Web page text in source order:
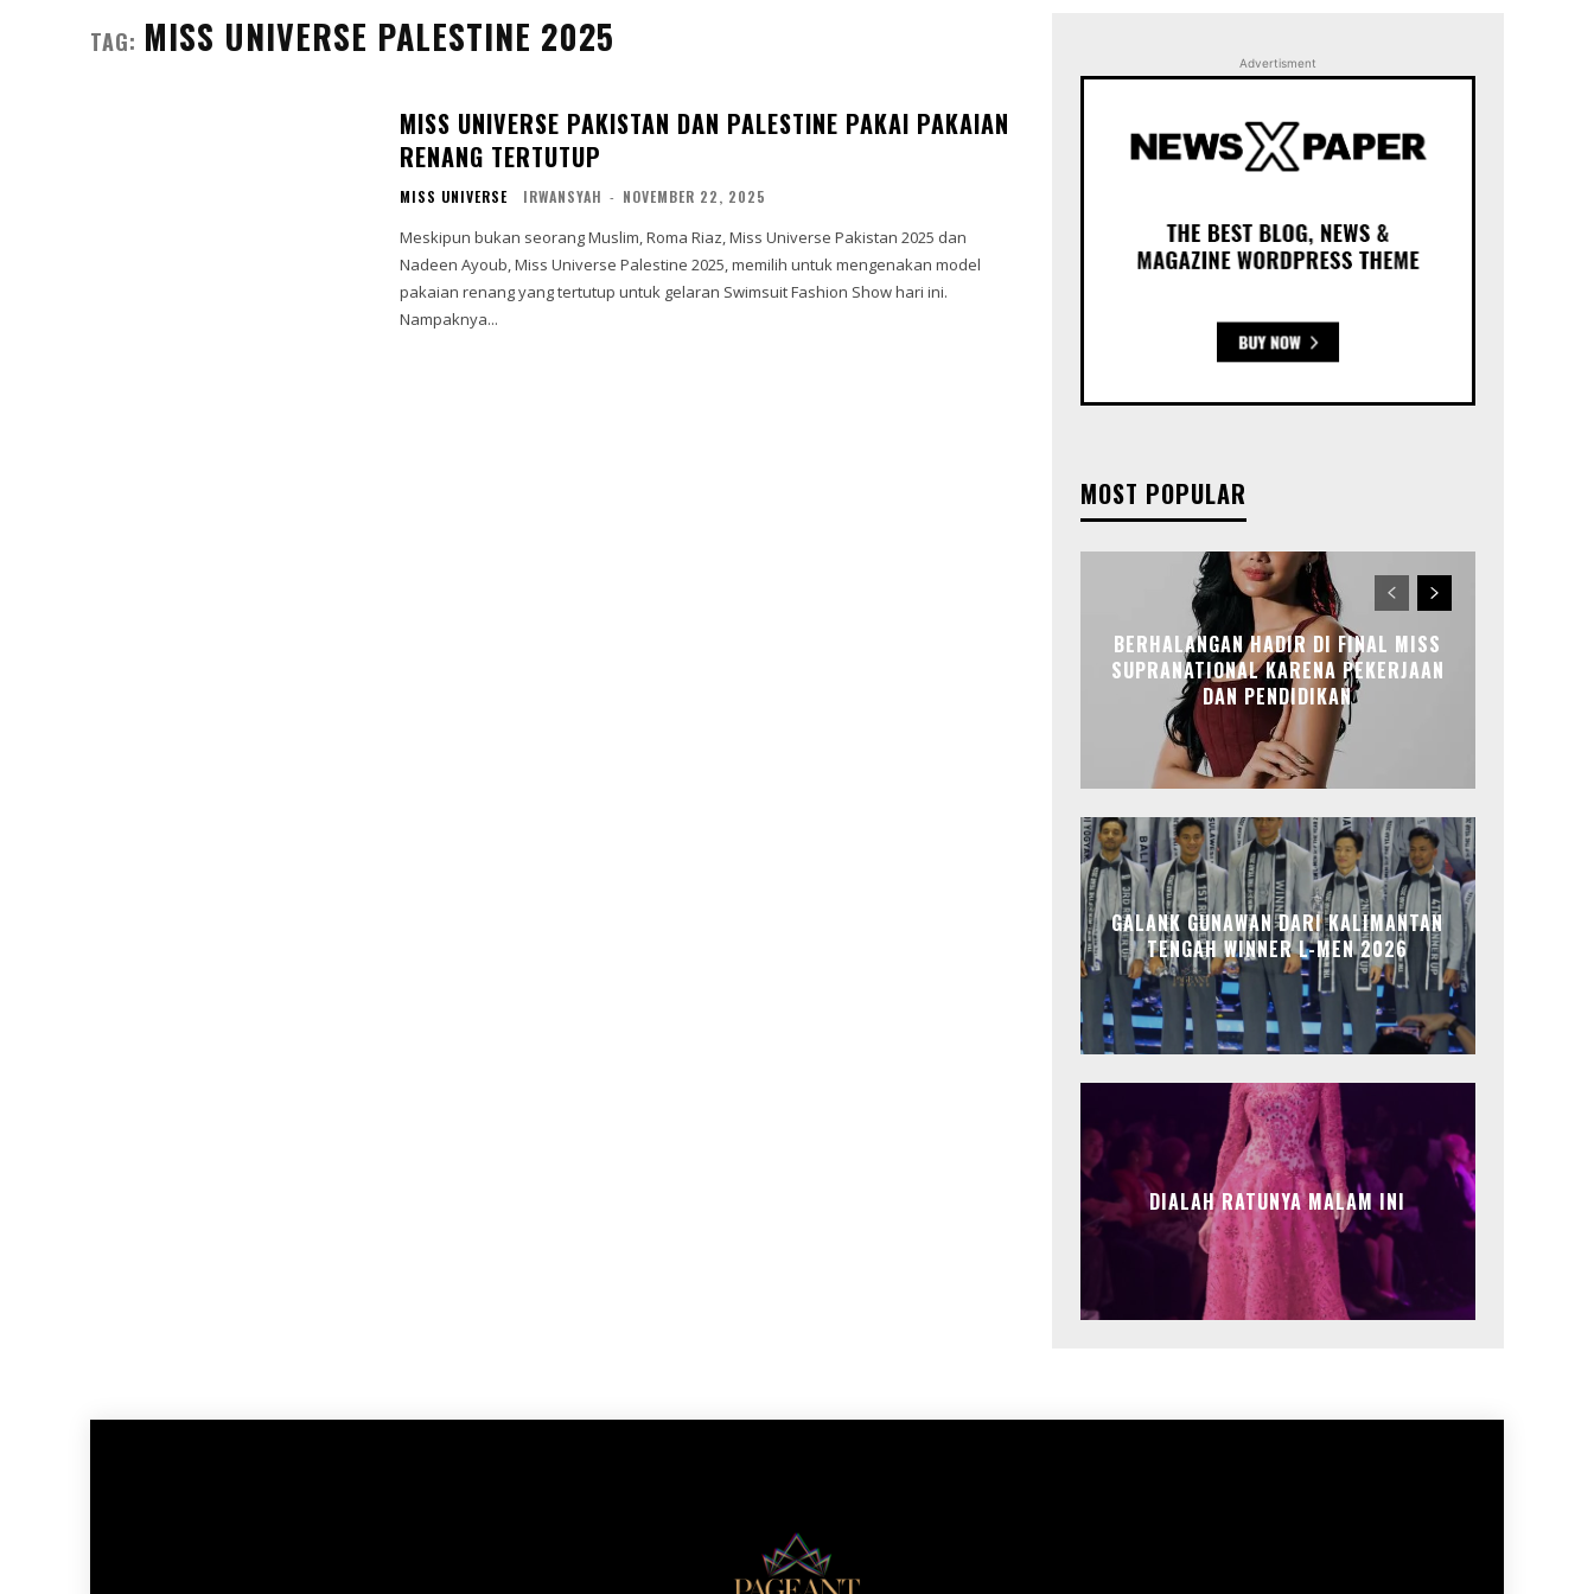
TAG: MISS UNIVERSE PALESTINE 2025
MISS UNIVERSE PAKISTAN DAN PALESTINE PAKAI PAKAIAN
RENANG TERTUTUP
MISS UNIVERSE IRWANSYAH - NOVEMBER 22, 2025
Meskipun bukan seorang Muslim, Roma Riaz, Miss Universe Pakistan 2025 dan
Nadeen Ayoub, Miss Universe Palestine 2025, memilih untuk mengenakan model
pakaian renang yang tertutup untuk gelaran Swimsuit Fashion Show hari ini.
Nampaknya...
Advertisment
MOST POPULAR
BERHALANGAN HADIR DI FINAL MISS
SUPRANATIONAL KARENA PEKERJAAN
DAN PENDIDIKAN
GALANK GUNAWAN DARI KALIMANTAN
TENGAH WINNER L-MEN 2026
DIALAH RATUNYA MALAM INI